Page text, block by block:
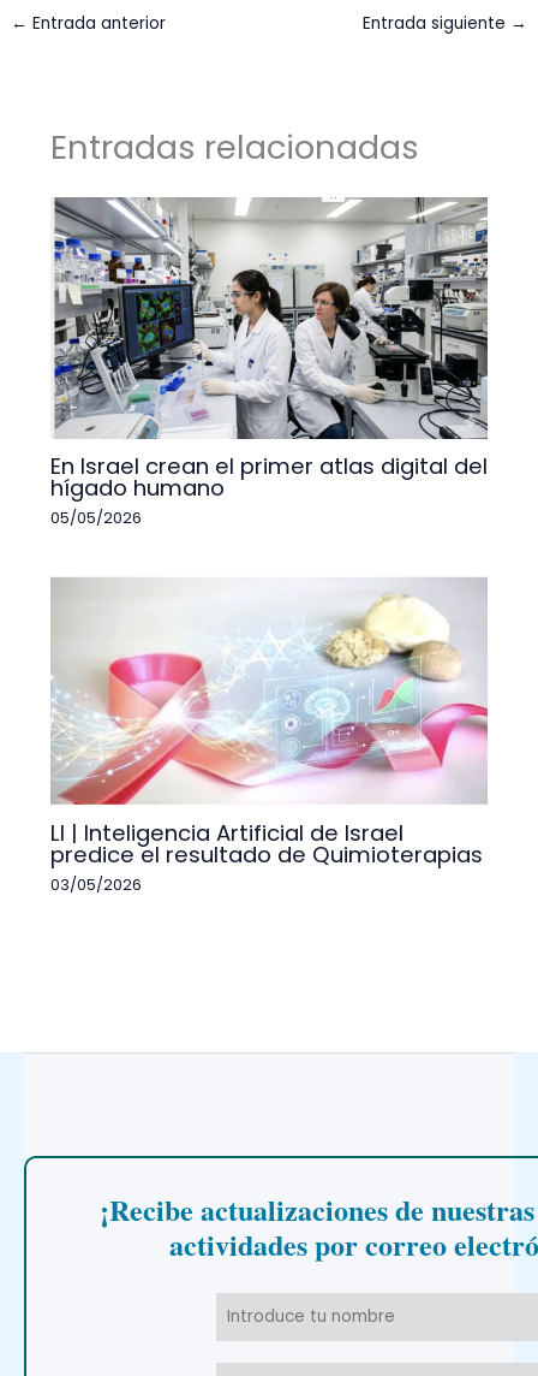
← Entrada anterior Entrada siguiente →
Entradas relacionadas
En Israel crean el primer atlas digital del
hígado humano
05/05/2026
LI | Inteligencia Artificial de Israel
predice el resultado de Quimioterapias
03/05/2026
¡Recibe actualizaciones de
actividades por correo